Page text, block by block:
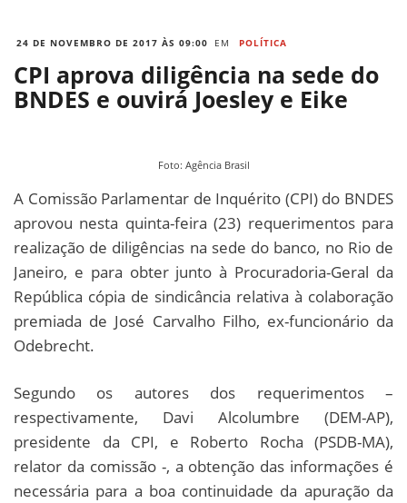
24 DE NOVEMBRO DE 2017 ÀS 09:00 EM POLÍTICA
CPI aprova diligência na sede do
BNDES e ouvirá Joesley e Eike
Foto: Agência Brasil
A Comissão Parlamentar de Inquérito (CPI) do BNDES
aprovou nesta quinta-feira (23) requerimentos para
realização de diligências na sede do banco, no Rio de
Janeiro, e para obter junto à Procuradoria-Geral da
República cópia de sindicância relativa à colaboração
premiada de José Carvalho Filho, ex-funcionário da
Odebrecht.
Segundo os autores dos requerimentos –
respectivamente, Davi Alcolumbre (DEM-AP),
presidente da CPI, e Roberto Rocha (PSDB-MA),
relator da comissão -, a obtenção das informações é
necessária para a boa continuidade da apuração da